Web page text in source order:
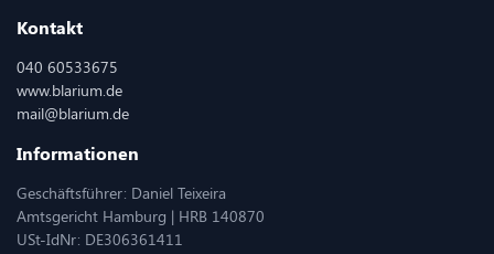
Kontakt
040 60533675
www.blarium.de
mail@blarium.de
Informationen
Geschäftsführer: Daniel Teixeira
Amtsgericht Hamburg | HRB 140870
USt-IdNr: DE306361411